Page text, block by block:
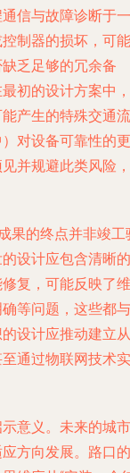
信与故障诊断于一
制器的损坏，可能
乏足够的冗余备
初的设计方案中，
产生的特殊交通流
对设备可靠性的更
并规避此类风险，
果的终点并非竣工
设计应包含清晰的
复，可能反映了维
等问题，这些都与
设计应推动建立从
通过物联网技术实
意义。未来的城市
方向发展。路口的